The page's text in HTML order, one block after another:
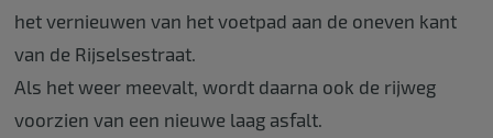
het vernieuwen van het voetpad aan de oneven kant
van de Rijselsestraat.
Als het weer meevalt, wordt daarna ook de rijweg
voorzien van een nieuwe laag asfalt.